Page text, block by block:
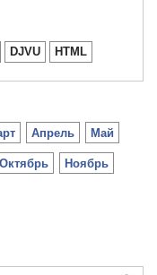
DJVU HTML
Апрель Май
Октябрь Ноябрь